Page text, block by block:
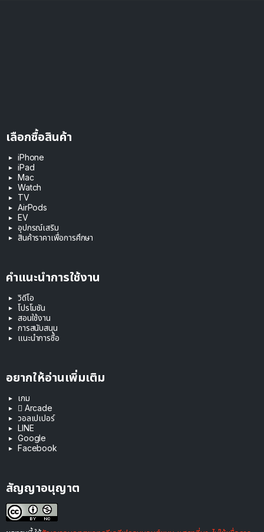
เลือกซื้อสินค้า
iPhone
iPad
Mac
Watch
TV
AirPods
EV
อุปกรณ์เสริม
สินค้าราคาเพื่อการศึกษา
คำแนะนำการใช้งาน
วิดีโอ
โปรโมชัน
สอนใช้งาน
การสนับสนุน
แนะนำการซื้อ
อยากให้อ่านเพิ่มเติม
เกม
 Arcade
วอลเปเปอร์
LINE
Google
Facebook
สัญญาอนุญาต